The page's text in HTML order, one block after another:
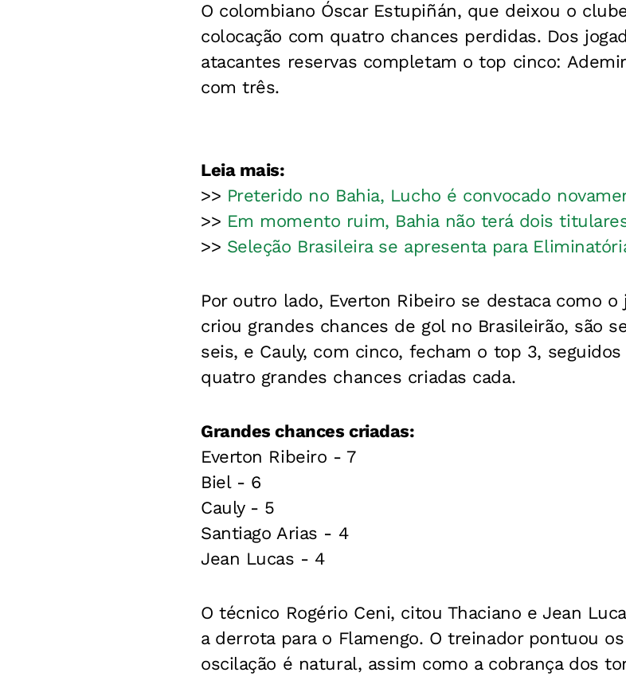
O colombiano Óscar Estupiñán, que deixou o
colocação com quatro chances perdidas. Dos
atacantes reservas completam o top cinco:
com três.
Leia mais:
>> Preterido no Bahia, Lucho é convocado
>> Em momento ruim, Bahia não terá dois
>> Seleção Brasileira se apresenta para
Por outro lado, Everton Ribeiro se destaca como o
criou grandes chances de gol no Brasileirão, são
seis, e Cauly, com cinco, fecham o top 3,
quatro grandes chances criadas cada.
Grandes chances criadas:
Everton Ribeiro - 7
Biel - 6
Cauly - 5
Santiago Arias - 4
Jean Lucas - 4
O técnico Rogério Ceni, citou Thaciano e Jean
a derrota para o Flamengo. O treinador pontuou
oscilação é natural, assim como a cobrança dos